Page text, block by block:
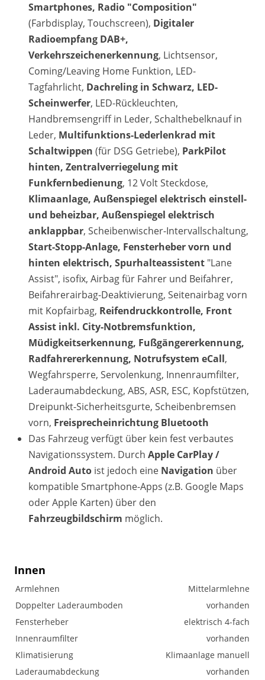
Smartphones, Radio "Composition"
(Farbdisplay, Touchscreen), Digitaler
Radioempfang DAB+,
Verkehrszeichenerkennung, Lichtsensor,
Coming/Leaving Home Funktion, LED-
Tagfahrlicht, Dachreling in Schwarz, LED-
Scheinwerfer, LED-Rückleuchten,
Handbremsengriff in Leder, Schalthebelknauf in
Leder, Multifunktions-Lederlenkrad mit
Schaltwippen (für DSG Getriebe), ParkPilot
hinten, Zentralverriegelung mit
Funkfernbedienung, 12 Volt Steckdose,
Klimaanlage, Außenspiegel elektrisch einstell-
und beheizbar, Außenspiegel elektrisch
anklappbar, Scheibenwischer-Intervallschaltung,
Start-Stopp-Anlage, Fensterheber vorn und
hinten elektrisch, Spurhalteassistent "Lane
Assist", isofix, Airbag für Fahrer und Beifahrer,
Beifahrerairbag-Deaktivierung, Seitenairbag vorn
mit Kopfairbag, Reifendruckkontrolle, Front
Assist inkl. City-Notbremsfunktion,
Müdigkeitserkennung, Fußgängererkennung,
Radfahrererkennung, Notrufsystem eCall,
Wegfahrsperre, Servolenkung, Innenraumfilter,
Laderaumabdeckung, ABS, ASR, ESC, Kopfstützen,
Dreipunkt-Sicherheitsgurte, Scheibenbremsen
vorn, Freisprecheinrichtung Bluetooth
Das Fahrzeug verfügt über kein fest verbautes
Navigationssystem. Durch Apple CarPlay /
Android Auto ist jedoch eine Navigation über
kompatible Smartphone-Apps (z.B. Google Maps
oder Apple Karten) über den
Fahrzeugbildschirm möglich.
Innen
Armlehnen
Mittelarmlehne
Doppelter Laderaumboden
vorhanden
Fensterheber
elektrisch 4-fach
Innenraumfilter
vorhanden
Klimatisierung
Klimaanlage manuell
Laderaumabdeckung
vorhanden